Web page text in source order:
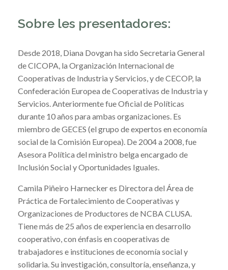
Sobre les presentadores:
Desde 2018, Diana Dovgan ha sido Secretaria General
de CICOPA, la Organización Internacional de
Cooperativas de Industria y Servicios, y de CECOP, la
Confederación Europea de Cooperativas de Industria y
Servicios. Anteriormente fue Oficial de Políticas
durante 10 años para ambas organizaciones. Es
miembro de GECES (el grupo de expertos en economía
social de la Comisión Europea). De 2004 a 2008, fue
Asesora Política del ministro belga encargado de
Inclusión Social y Oportunidades Iguales.
Camila Piñeiro Harnecker es Directora del Área de
Práctica de Fortalecimiento de Cooperativas y
Organizaciones de Productores de NCBA CLUSA.
Tiene más de 25 años de experiencia en desarrollo
cooperativo, con énfasis en cooperativas de
trabajadores e instituciones de economía social y
solidaria. Su investigación, consultoría, enseñanza, y